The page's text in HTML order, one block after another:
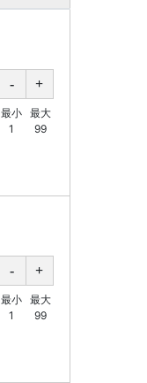
最小
1
最大
99
最小
1
最大
99